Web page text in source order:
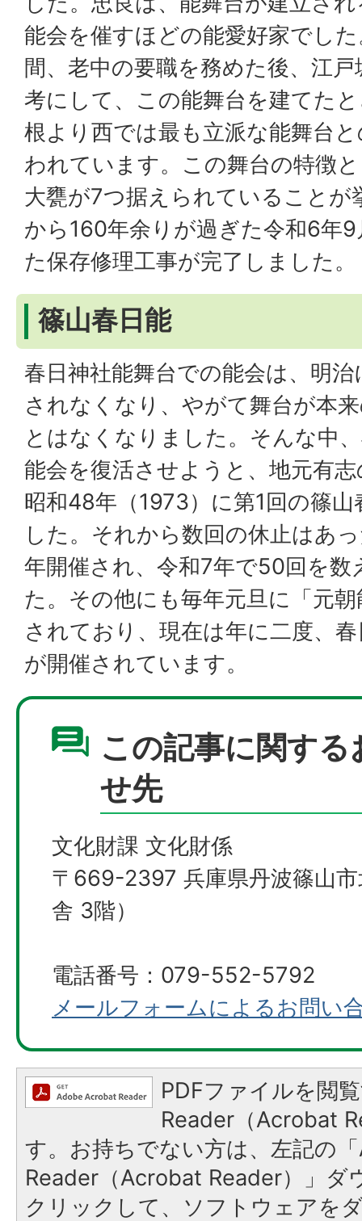
能会を催すほどの能愛好家でし
間、老中の要職を務めた後、江
考にして、この能舞台を建てた
根より西では最も立派な能舞台
われています。この舞台の特徴
大甕が7つ据えられていることが
から160年余りが過ぎた令和6年
た保存修理工事が完了しました。
篠山春日能
春日神社能舞台での能会は、明
されなくなり、やがて舞台が本
とはなくなりました。そんな中
能会を復活させようと、地元有
昭和48年（1973）に第1回の篠
した。それから数回の休止はあ
年開催され、令和7年で50回を
た。その他にも毎年元旦に「元
されており、現在は年に二度、
が開催されています。
この記事に関する
せ先
文化財課 文化財係
〒669-2397 兵庫県丹波篠山
舎 3階）
電話番号：079-552-5792
メールフォームによるお問い
PDFファイルを閲
Reader（Acrobat
す。お持ちでない方は、左記の
Reader（Acrobat Reader）」ダ
クリックして、ソフトウェアを